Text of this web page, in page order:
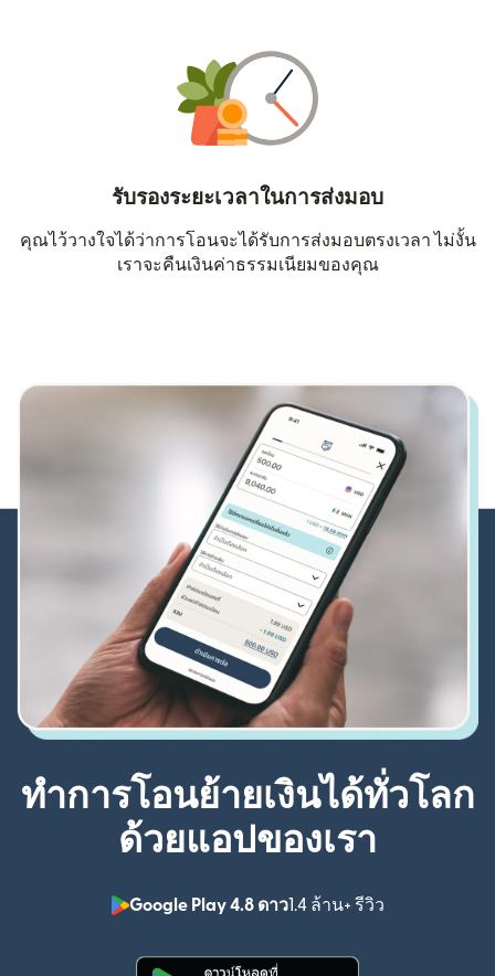
รับรองระยะเวลาในการส่งมอบ
คุณไว้วางใจได้ว่าการโอนจะได้รับการส่งมอบตรงเวลา ไม่งั้น
เราจะคืนเงินค่าธรรมเนียมของคุณ
ทำการโอนย้ายเงินได้ทั่วโลก
ด้วยแอปของเรา
Google Play 4.8 ดาว1.4 ล้าน+ รีวิว
(เปิดในหน้าต่